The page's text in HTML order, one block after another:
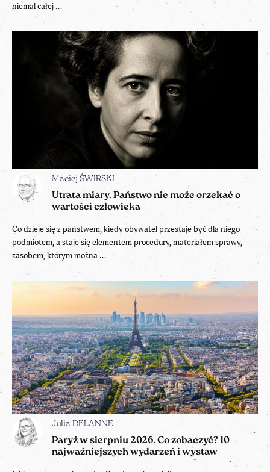
niemal całej ...
Maciej ŚWIRSKI
Utrata miary. Państwo nie może orzekać o
wartości człowieka
Co dzieje się z państwem, kiedy obywatel przestaje być dla niego
podmiotem, a staje się elementem procedury, materiałem sprawy,
zasobem, którym można ...
Julia DELANNE
Paryż w sierpniu 2026. Co zobaczyć? 10
najważniejszych wydarzeń i wystaw